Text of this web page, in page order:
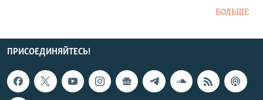
БОЛЬШЕ
ПРИСОЕДИНЯЙТЕСЬ!